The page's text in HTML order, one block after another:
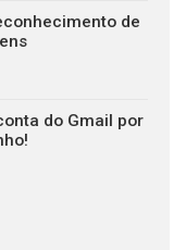
de
do Gmail por